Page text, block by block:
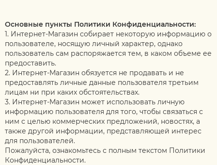
Основные пункты Политики Конфиденциальности:
1. Интернет-Магазин собирает некоторую информацию о
пользователе, носящую личный характер, однако
пользователь сам распоряжается тем, в каком объеме ее
предоставить.
2. Интернет-Магазин обязуется не продавать и не
предоставлять личные данные пользователя третьим
лицам ни при каких обстоятельствах.
3. Интернет-Магазин может использовать личную
информацию пользователя для того, чтобы связаться с
ним с целью коммерческих предложений, новостях, а
также другой информации, представляющей интерес
для пользователей.
Пожалуйста, ознакомьтесь с полным текстом Политики
Конфиденциальности.